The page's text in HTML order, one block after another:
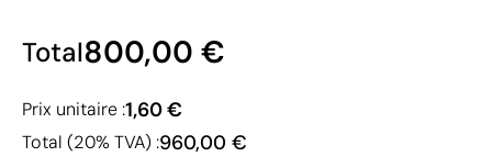
Total800,00 €
Prix unitaire :1,60 €
Total (20% TVA) :960,00 €